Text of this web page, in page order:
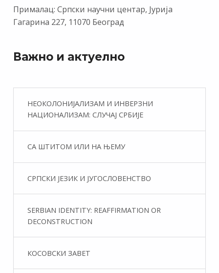
Прималац: Српски научни центар, Јурија
Гагарина 227, 11070 Београд
Важно и актуелно
НЕОКОЛОНИЈАЛИЗАМ И ИНВЕРЗНИ
НАЦИОНАЛИЗАМ: СЛУЧАЈ СРБИЈЕ
СА ШТИТОМ ИЛИ НА ЊЕМУ
СРПСКИ ЈЕЗИК И ЈУГОСЛОВЕНСТВО
SERBIAN IDENTITY: REAFFIRMATION OR
DECONSTRUCTION
КОСОВСКИ ЗАВЕТ